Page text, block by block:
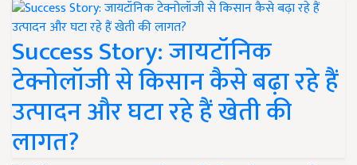
Success Story: जायटॉनिक
टेक्नोलॉजी से किसान कैसे बढ़ा रहे हैं
उत्पादन और घटा रहे हैं खेती की
लागत?